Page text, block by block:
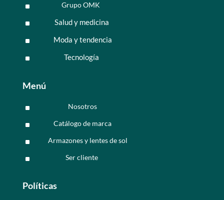
^ Grupo OMK
^ Salud y medicina
^ Moda y tendencia
^ Tecnología
Menú
^ Nosotros
^ Catálogo de marca
^ Armazones y lentes de sol
^ Ser cliente
Políticas